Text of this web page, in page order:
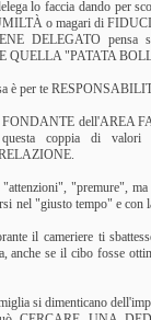
lo faccia dando per
o magari di
DELEGATO pensa
QUELLA "PATATA
è per te
FONDANTE dell'AREA
coppia di valori
"premure",
nel "giusto tempo" e
il cameriere ti
anche se il cibo fosse
si dimenticano